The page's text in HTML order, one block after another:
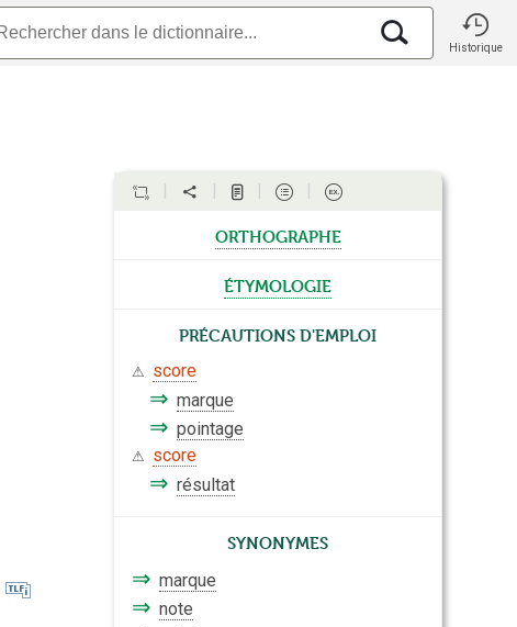
Historique
orthographe
étymologie
Précautions d'emploi
⚠ score
⇒ marque
⇒ pointage
⚠ score
⇒ résultat
Synonymes
⇒ marque
⇒ note